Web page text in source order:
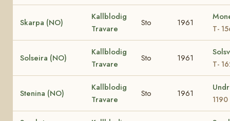
Skarpa (NO)
Kallblodig
Travare
Sto 1961
T-
Solseira (NO)
Kallblodig
Travare
Sto 1961
T-
Stenina (NO)
Kallblodig
Travare
Sto 1961
1190